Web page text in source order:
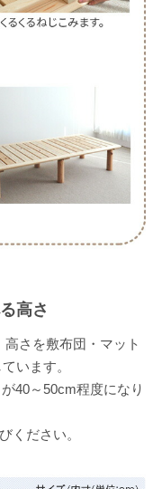
高さ
さを敷布団・マット
います。
40～50cm程度になり
ください。